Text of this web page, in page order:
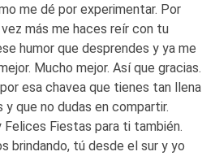
me dé por experimentar. Por
más me haces reír con tu
humor que desprendes y ya me
Mucho mejor. Así que gracias.
esa chavea que tienes tan llena
y que no dudas en compartir.
Felices Fiestas para ti también.
brindando, tú desde el sur y yo